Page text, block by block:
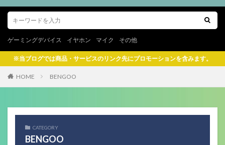
ゲーミングデバイス イヤホン マイク その他
※当ブログでは商品・サービスのリンク先にプロモーションを含みます。
HOME BENGOO
CATEGORY
BENGOO